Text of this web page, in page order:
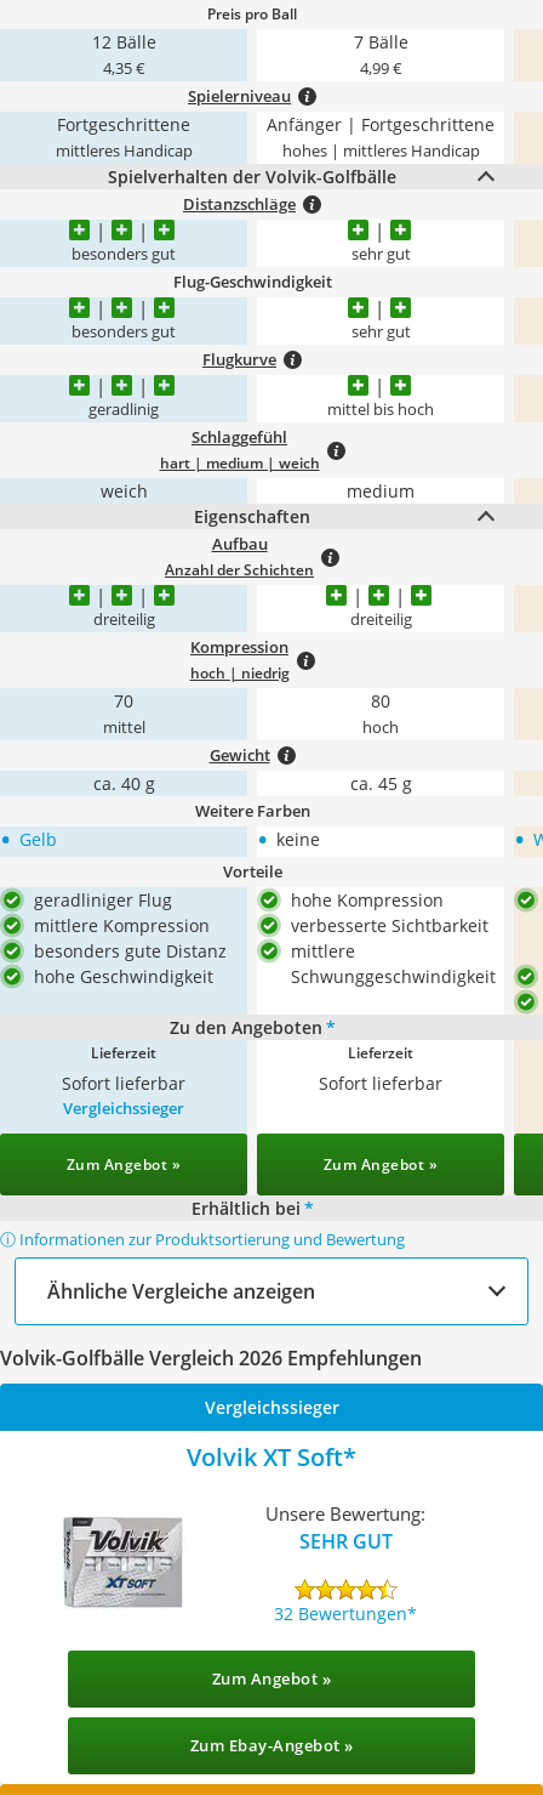
Preis pro Ball
12 Bälle
4,35 €
7 Bälle
4,99 €
Spielerniveau
Fortgeschrittene
mittleres Handicap
Anfänger | Fortgeschrittene
hohes | mittleres Handicap
Spielverhalten der Volvik-Golfbälle
Distanzschläge
besonders gut sehr gut
Flug-Geschwindigkeit
besonders gut sehr gut
Flugkurve
geradlinig mittel bis hoch
Schlaggefühl
hart | medium | weich
weich
medium
Eigenschaften
Aufbau
Anzahl der Schichten
dreiteilig dreiteilig
Kompression
hoch | niedrig
70
mittel
80
hoch
Gewicht
ca. 40 g ca. 45 g
Weitere Farben
• Gelb • keine •
Vorteile
geradliniger Flug
mittlere Kompression
besonders gute Distanz
hohe Geschwindigkeit
hohe Kompression
verbesserte Sichtbarkeit
mittlere
Schwunggeschwindigkeit
Zu den Angeboten *
Lieferzeit
Sofort lieferbar
Lieferzeit
Sofort lieferbar
Vergleichssieger
Zum Angebot » Zum Angebot »
Erhältlich bei *
ⓘ Informationen zur Produktsortierung und Bewertung
Ähnliche Vergleiche anzeigen
Volvik-Golfbälle Vergleich 2026 Empfehlungen
Vergleichssieger
Volvik XT Soft
Unsere Bewertung:
SEHR GUT
32 Bewertungen
Zum Angebot »
Zum Ebay-Angebot »